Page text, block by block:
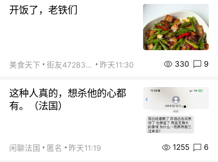
开饭了，老铁们
美食天下 街友472838572 昨天11:30 330 9
这种人真的，想杀他的心都
有。（法国）
闲聊法国 匿名 昨天11:19 1255 6